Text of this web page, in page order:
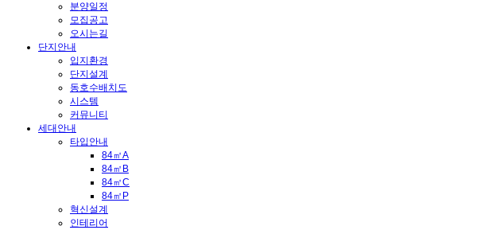
분양일정
모집공고
오시는길
단지안내
입지환경
단지설계
동호수배치도
시스템
커뮤니티
세대안내
타입안내
84㎡A
84㎡B
84㎡C
84㎡P
혁신설계
인테리어